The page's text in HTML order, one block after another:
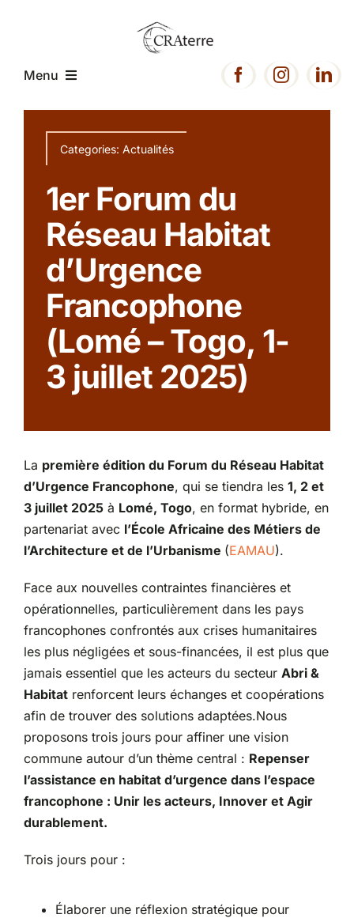
Menu
Accueil
Présentation
Expertise
Ressources
Partenariats
Categories: Actualités
1er Forum du
Réseau Habitat
d’Urgence
Francophone
(Lomé – Togo, 1-
3 juillet 2025)
La première édition du Forum du Réseau Habitat
d’Urgence Francophone, qui se tiendra les 1, 2 et
3 juillet 2025à Lomé, Togo, en format hybride, en
partenariat avec l’École Africaine des Métiers de
l’Architecture et de l’Urbanisme (EAMAU).
Face aux nouvelles contraintes financières et
opérationnelles, particulièrement dans les pays
francophones confrontés aux crises humanitaires
les plus négligées et sous-financées, il est plus que
jamais essentiel que les acteurs du secteur Abri &
Habitatrenforcent leurs échanges et coopérations
afin de trouver des solutions adaptées.Nous
proposons trois jours pour affiner une vision
commune autour d’un thème central : Repenser
l’assistance en habitat d’urgence dans l’espace
francophone : Unir les acteurs, Innover et Agir
durablement.
Trois jours pour :
Élaborer une réflexion stratégique pour